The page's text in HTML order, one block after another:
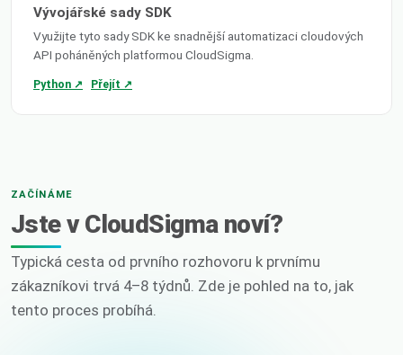
Vývojářské sady SDK
Využijte tyto sady SDK ke snadnější automatizaci cloudových
API poháněných platformou CloudSigma.
Python ↗ Přejít ↗
ZAČÍNÁME
Jste v CloudSigma noví?
Typická cesta od prvního rozhovoru k prvnímu
zákazníkovi trvá 4–8 týdnů. Zde je pohled na to, jak
tento proces probíhá.